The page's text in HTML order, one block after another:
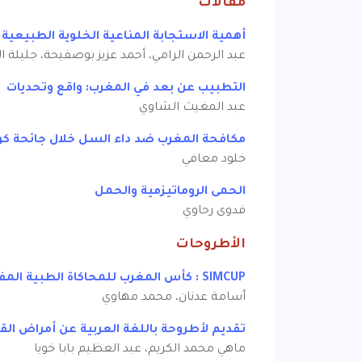
مقالات
أهمية الاستجابة المناعية الخلوية الطبيعية واللقاحية ضد كوفيد- 19 : حصر
عبد الرحمن الرامي، أحمد عزيز بوصفيحة، جليلة
التطبيب عن بعد في المغرب: واقع وتحديات
عبد المغيث الشاوي
مكافحة المغرب ضد داء السل خلال جائحة
خلود معافي
الحمى الروماتيزمية والحمل
فدوى رحاوي
الأطروحات
SIMCUP : كأس المغرب للمحاكاة الطبية المفهوم والأهمية التعليمية
أسامة عدنان، محمد مهاوي
تقديم لأطروحة باللغة العربية عن أمراض
ماهي محمد الكريم، عبد العظيم بابا خويا